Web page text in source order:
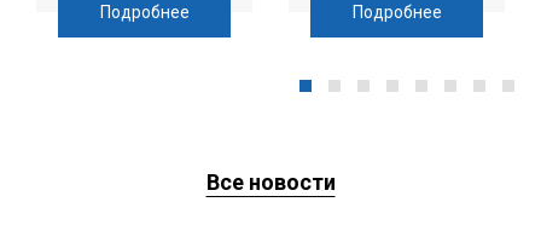
Подробнее Подробнее
Все новости